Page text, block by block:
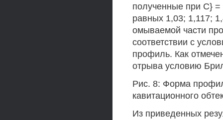
полученные при С}
равных 1,03; 1,117;
омываемой части
соответствии с
профиль. Как
отрыва условию
Рис. 8: Форма
кавитационного
Из приведенных